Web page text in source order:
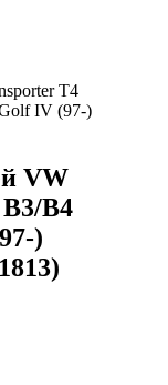
T4
IV (97-)
VW
B4
)